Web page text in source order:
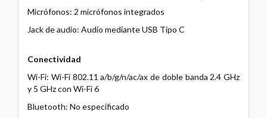
Micrófonos: 2 micrófonos integrados
Jack de audio: Audio mediante USB Tipo C
Conectividad
Wi-Fi: Wi-Fi 802.11 a/b/g/n/ac/ax de doble banda 2.4 GHz
y 5 GHz con Wi-Fi 6
Bluetooth: No especificado